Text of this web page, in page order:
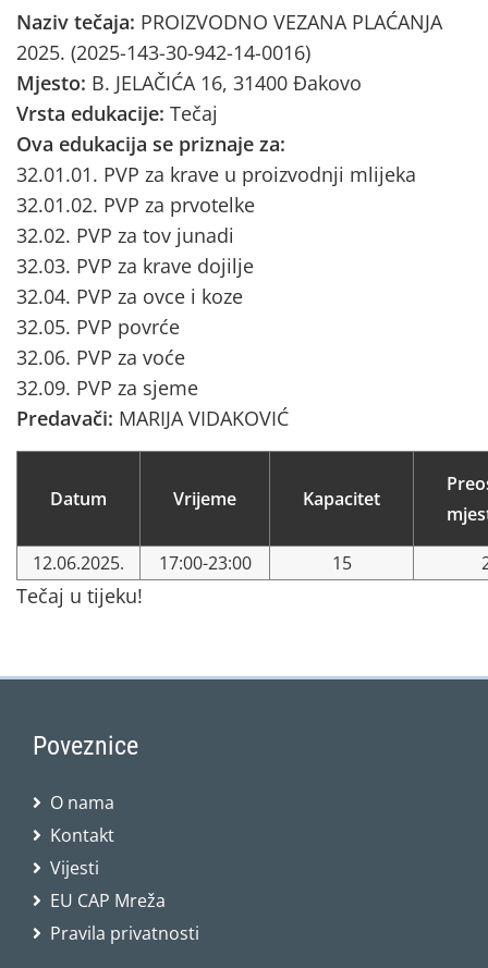
Naziv tečaja: PROIZVODNO VEZANA PLAĆANJA
2025. (2025-143-30-942-14-0016)
Mjesto: B. JELAČIĆA 16, 31400 Đakovo
Vrsta edukacije: Tečaj
Ova edukacija se priznaje za:
32.01.01. PVP za krave u proizvodnji mlijeka
32.01.02. PVP za prvotelke
32.02. PVP za tov junadi
32.03. PVP za krave dojilje
32.04. PVP za ovce i koze
32.05. PVP povrće
32.06. PVP za voće
32.09. PVP za sjeme
Predavači: MARIJA VIDAKOVIĆ
Datum Vrijeme Kapacitet
12.06.2025. 17:00-23:00 15
Tečaj u tijeku!
Poveznice
O nama
Kontakt
Vijesti
EU CAP Mreža
Pravila privatnosti